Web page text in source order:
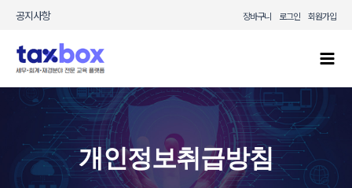
콘텐츠로
공지사항 장바구니 로그인 회원가입
개인정보취급방침